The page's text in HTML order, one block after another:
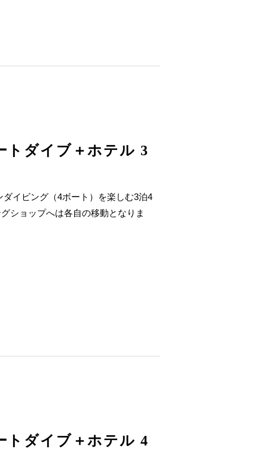
トダイブ＋ホテル 3
イビング（4ボート）を楽しむ3泊4
ショップへは各自の移動となりま
トダイブ＋ホテル 4